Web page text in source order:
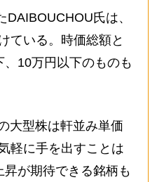
氏は、
ている。時価総額と
10万円以下のものも
大型株は軒並み単価
軽に手を出すことは
が期待できる銘柄も